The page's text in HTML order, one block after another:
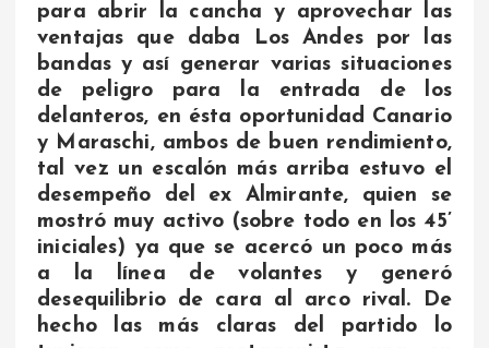
para abrir la cancha y aprovechar las
ventajas que daba Los Andes por las
bandas y así generar varias situaciones
de peligro para la entrada de los
delanteros, en ésta oportunidad Canario
y Maraschi, ambos de buen rendimiento,
tal vez un escalón más arriba estuvo el
desempeño del ex Almirante, quien se
mostró muy activo (sobre todo en los 45’
iniciales) ya que se acercó un poco más
a la línea de volantes y generó
desequilibrio de cara al arco rival. De
hecho las más claras del partido lo